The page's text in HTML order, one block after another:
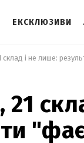
ЕКСКЛЮЗИВИ
21